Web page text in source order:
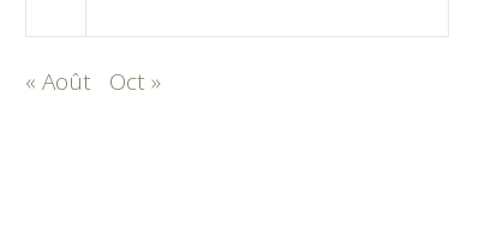
« Août Oct »